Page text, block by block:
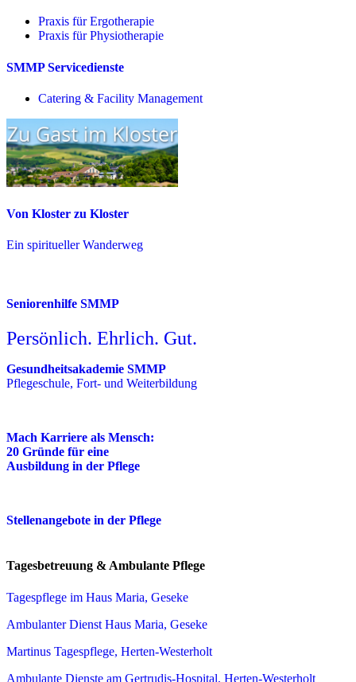
Praxis für Ergo­therapie
Praxis für Physio­therapie
SMMP Servicedienste
Catering & Facility Management
Von Kloster zu Kloster
Ein spiritueller Wanderweg
Seniorenhilfe SMMP
Persönlich. Ehrlich. Gut.
Gesundheitsakademie SMMP
Pflegeschule, Fort- und Weiterbildung
Mach Karriere als Mensch:
20 Gründe für eine
Ausbildung in der Pflege
Stellenangebote in der Pflege
Tagesbetreuung & Ambulante Pflege
Tagespflege im Haus Maria, Geseke
Ambulanter Dienst Haus Maria, Geseke
Martinus Tagespflege, Herten-Westerholt
Ambulante Dienste am Gertrudis-Hospital, Herten-Westerholt